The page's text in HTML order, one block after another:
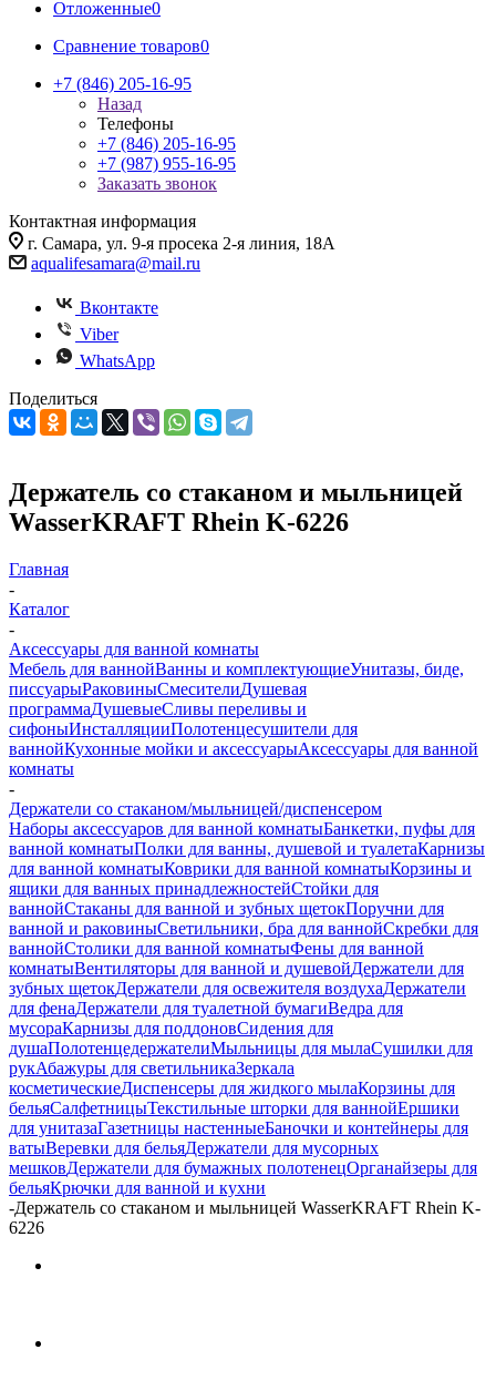
Отложенные0
Сравнение товаров0
+7 (846) 205-16-95
Назад
Телефоны
+7 (846) 205-16-95
+7 (987) 955-16-95
Заказать звонок
Контактная информация
г. Самара, ул. 9-я просека 2-я линия, 18А
aqualifesamara@mail.ru
Вконтакте
Viber
WhatsApp
Поделиться
Держатель со стаканом и мыльницей
WasserKRAFT Rhein K-6226
Главная
-
Каталог
-
Аксессуары для ванной комнаты
Мебель для ваннойВанны и комплектующиеУнитазы, биде,
писсуарыРаковиныСмесителиДушевая
программаДушевыеСливы переливы и
сифоныИнсталляцииПолотенцесушители для
ваннойКухонные мойки и аксессуарыАксессуары для ванной
комнаты
-
Держатели со стаканом/мыльницей/диспенсером
Наборы аксессуаров для ванной комнатыБанкетки, пуфы для
ванной комнатыПолки для ванны, душевой и туалетаКарнизы
для ванной комнатыКоврики для ванной комнатыКорзины и
ящики для ванных принадлежностейСтойки для
ваннойСтаканы для ванной и зубных щетокПоручни для
ванной и раковиныСветильники, бра для ваннойСкребки для
ваннойСтолики для ванной комнатыФены для ванной
комнатыВентиляторы для ванной и душевойДержатели для
зубных щетокДержатели для освежителя воздухаДержатели
для фенаДержатели для туалетной бумагиВедра для
мусораКарнизы для поддоновСидения для
душаПолотенцедержателиМыльницы для мылаСушилки для
рукАбажуры для светильникаЗеркала
косметическиеДиспенсеры для жидкого мылаКорзины для
бельяСалфетницыТекстильные шторки для ваннойЕршики
для унитазаГазетницы настенныеБаночки и контейнеры для
ватыВеревки для бельяДержатели для мусорных
мешковДержатели для бумажных полотенецОрганайзеры для
бельяКрючки для ванной и кухни
-Держатель со стаканом и мыльницей WasserKRAFT Rhein K-
6226